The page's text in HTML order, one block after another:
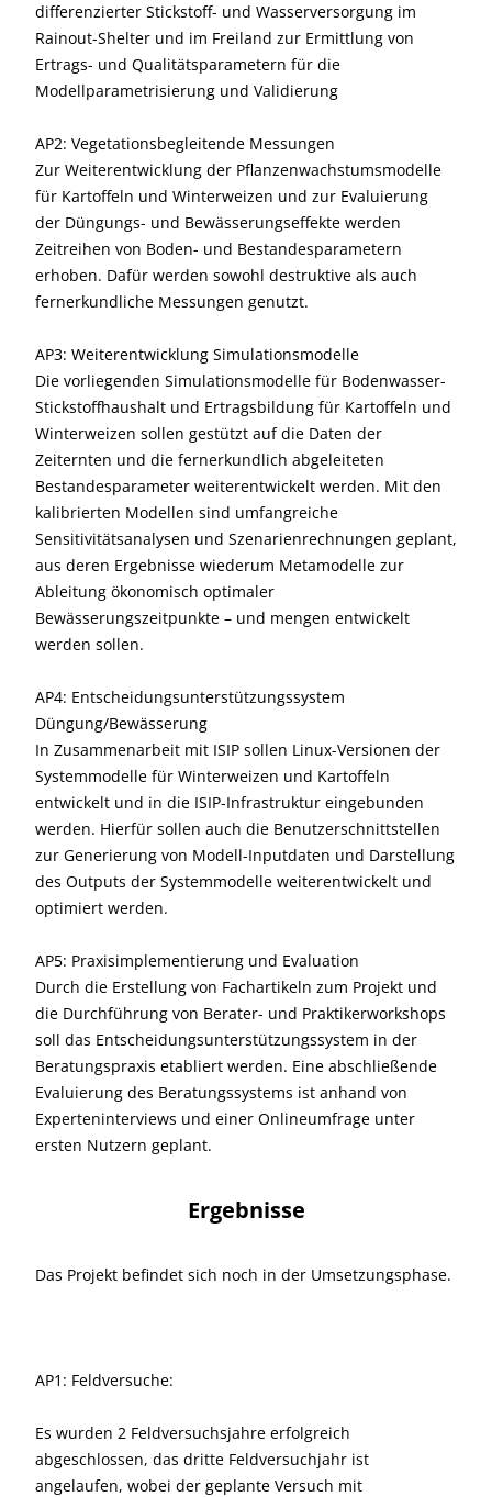
differenzierter Stickstoff- und Wasserversorgung im
Rainout-Shelter und im Freiland zur Ermittlung von
Ertrags- und Qualitätsparametern für die
Modellparametrisierung und Validierung
AP2: Vegetationsbegleitende Messungen
Zur Weiterentwicklung der Pflanzenwachstumsmodelle
für Kartoffeln und Winterweizen und zur Evaluierung
der Düngungs- und Bewässerungseffekte werden
Zeitreihen von Boden- und Bestandesparametern
erhoben. Dafür werden sowohl destruktive als auch
fernerkundliche Messungen genutzt.
AP3: Weiterentwicklung Simulationsmodelle
Die vorliegenden Simulationsmodelle für Bodenwasser-
Stickstoffhaushalt und Ertragsbildung für Kartoffeln und
Winterweizen sollen gestützt auf die Daten der
Zeiternten und die fernerkundlich abgeleiteten
Bestandesparameter weiterentwickelt werden. Mit den
kalibrierten Modellen sind umfangreiche
Sensitivitätsanalysen und Szenarienrechnungen geplant,
aus deren Ergebnisse wiederum Metamodelle zur
Ableitung ökonomisch optimaler
Bewässerungszeitpunkte – und mengen entwickelt
werden sollen.
AP4: Entscheidungsunterstützungssystem
Düngung/Bewässerung
In Zusammenarbeit mit ISIP sollen Linux-Versionen der
Systemmodelle für Winterweizen und Kartoffeln
entwickelt und in die ISIP-Infrastruktur eingebunden
werden. Hierfür sollen auch die Benutzerschnittstellen
zur Generierung von Modell-Inputdaten und Darstellung
des Outputs der Systemmodelle weiterentwickelt und
optimiert werden.
AP5: Praxisimplementierung und Evaluation
Durch die Erstellung von Fachartikeln zum Projekt und
die Durchführung von Berater- und Praktikerworkshops
soll das Entscheidungsunterstützungssystem in der
Beratungspraxis etabliert werden. Eine abschließende
Evaluierung des Beratungssystems ist anhand von
Experteninterviews und einer Onlineumfrage unter
ersten Nutzern geplant.
Ergebnisse
Das Projekt befindet sich noch in der Umsetzungsphase.
AP1: Feldversuche:
Es wurden 2 Feldversuchsjahre erfolgreich
abgeschlossen, das dritte Feldversuchjahr ist
angelaufen, wobei der geplante Versuch mit